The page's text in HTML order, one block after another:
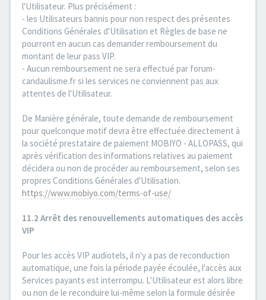
l'Utilisateur. Plus précisément :
- les Utilisateurs bannis pour non respect des présentes
Conditions Générales d'Utilisation et Règles de base ne
pourront en aucun cas demander remboursement du
montant de leur pass VIP.
- Aucun remboursement ne sera effectué par forum-
candaulisme.fr si les services ne conviennent pas aux
attentes de l'Utilisateur.
De Manière générale, toute demande de remboursement
pour quelconque motif devra être effectuée directement à
la société prestataire de paiement MOBIYO - ALLOPASS, qui
après vérification des informations relatives au paiement
décidera ou non de procéder au remboursement, selon ses
propres Conditions Générales d'Utilisation.
https://www.mobiyo.com/terms-of-use/
11.2 Arrêt des renouvellements automatiques des accès
VIP
Pour les accès VIP audiotels, il n'y a pas de reconduction
automatique, une fois la période payée écoulée, l'accès aux
Services payants est interrompu. L'Utilisateur est alors libre
ou non de le reconduire lui-même selon la formule désirée